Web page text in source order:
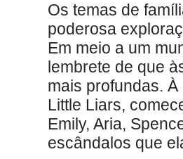
Os temas de
poderosa
Em meio a um
lembrete de que
mais profundas.
Little Liars,
Emily, Aria,
escândalos que